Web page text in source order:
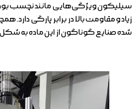
سیلیکون ویژگی‌هایی مانند نچسب
زیاد و مقاومت بالا در برابر پارگی
شده صنایع گوناگون از این ماده به